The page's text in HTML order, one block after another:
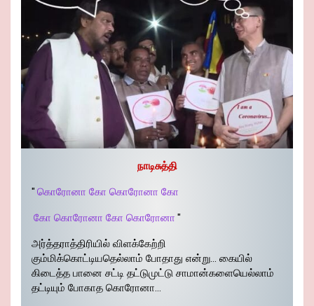
நாடிசுத்தி
" கொரோனா கோ கொரோனா கோ
கோ கொரோனா கோ கொரோனா "
அர்த்தராத்திரியில் விளக்கேற்றி
கும்மிக்கொட்டியதெல்லாம் போதாது என்று… கையில்
கிடைத்த பானை சட்டி தட்டுமுட்டு சாமான்களையெல்லாம்
தட்டியும் போகாத கொரோனா…